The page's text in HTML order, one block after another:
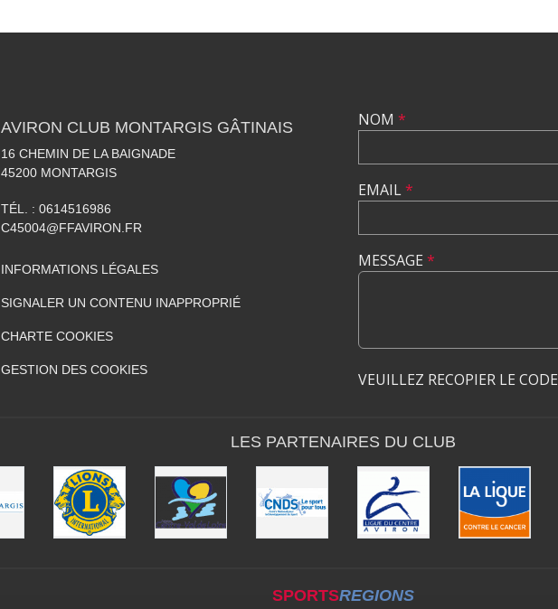
AVIRON CLUB MONTARGIS GÂTINAIS
16 CHEMIN DE LA BAIGNADE
45200 MONTARGIS
TÉL. : 0614516986
C45004@FFAVIRON.FR
INFORMATIONS LÉGALES
SIGNALER UN CONTENU INAPPROPRIÉ
CHARTE COOKIES
GESTION DES COOKIES
NOM *
EMAIL*
MESSAGE *
VEUILLEZ RECOPIER LE CODE
LES PARTENAIRES DU CLUB
SPORTSREGIONS